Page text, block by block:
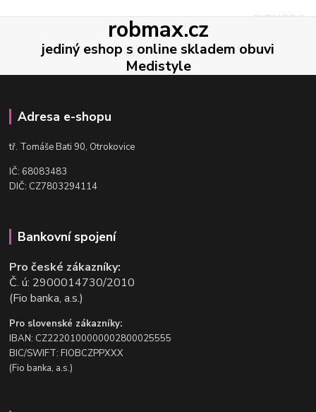
robmax.cz
jediný eshop s online skladem obuvi
Medistyle
Adresa e-shopu
tř. Tomáše Bati 90, Otrokovice
IČ: 68083483
DIČ: CZ7803294114
Bankovní spojení
Pro české zákazníky:
Č. ú: 2900014730/2010
(Fio banka, a.s.)
Pro slovenské zákazníky:
IBAN: CZ2220100000002800025555
BIC/SWIFT: FIOBCZPPXXX
(Fio banka, a.s.)